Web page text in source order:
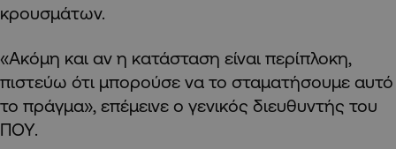
κρουσμάτων.
«Ακόμη και αν η κατάσταση είναι περίπλοκη,
πιστεύω ότι μπορούσε να το σταματήσουμε αυτό
το πράγμα», επέμεινε ο γενικός διευθυντής του
ΠΟΥ.